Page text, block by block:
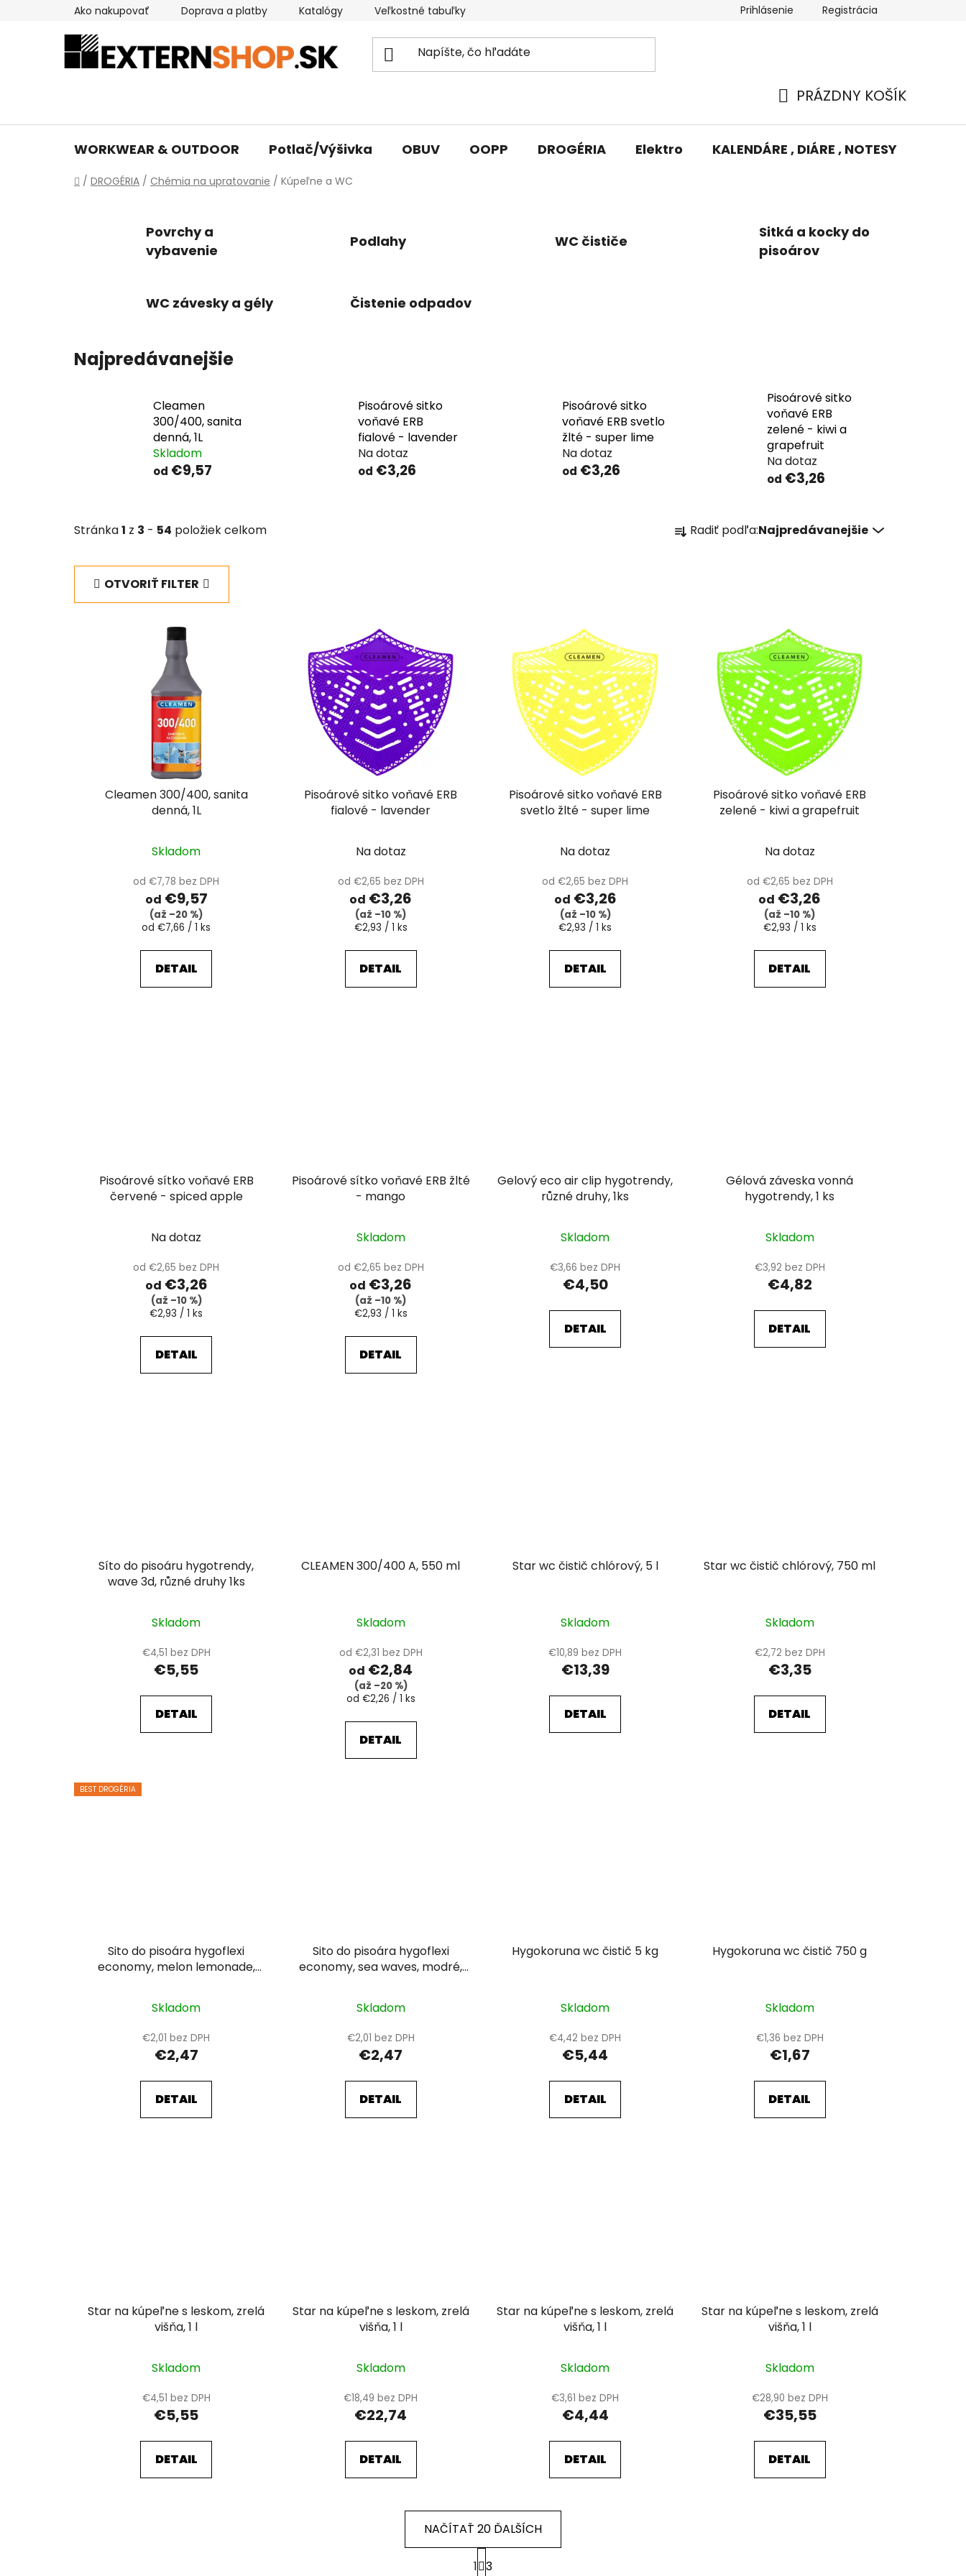
Ako nakupovať Doprava a platby Katalógy Veľkostné tabuľky Výmena tovaru Odstúpenie od
Prihlásenie Registrácia
KOŠÍK
PRÁZDNY KOŠÍK
WORKWEAR & OUTDOOR Potlač/Výšivka OBUV OOPP DROGÉRIA Elektro KALENDÁRE , DIÁRE , NOTESY
Domov
/ DROGÉRIA / Chémia na upratovanie / Kúpeľne a WC
Povrchy a
vybavenie
Podlahy WC čističe
Sitká a kocky do
pisoárov
WC závesky a gély Čistenie odpadov
Najpredávanejšie
Cleamen
300/400, sanita
denná, 1L
Skladom
od €9,57
Pisoárové sitko
voňavé ERB
fialové - lavender
Na dotaz
od €3,26
Pisoárové sitko
voňavé ERB svetlo
žlté - super lime
Na dotaz
od €3,26
Pisoárové sitko
voňavé ERB
zelené - kiwi a
grapefruit
Na dotaz
od €3,26
Stránka1 z 3 - 54 položiek celkom a Radiť podľa:Najpredávanejšie
OTVORIŤ FILTER
Cleamen 300/400, sanita
denná, 1L
Skladom
od €7,78 bez DPH
od €9,57
(až –20 %)
Jednotková
od €7,66 / 1 ks
DETAIL
Pisoárové sitko voňavé ERB
fialové - lavender
Na dotaz
od €2,65 bez DPH
od €3,26
(až –10 %)
Jednotková
€2,93 / 1 ks
DETAIL
Pisoárové sitko voňavé ERB
svetlo žlté - super lime
Na dotaz
od €2,65 bez DPH
od €3,26
(až –10 %)
Jednotková
€2,93 / 1 ks
DETAIL
Pisoárové sitko voňavé ERB
zelené - kiwi a grapefruit
Na dotaz
od €2,65 bez DPH
od €3,26
(až –10 %)
Jednotková
€2,93 / 1 ks
DETAIL
Pisoárové sítko voňavé ERB
červené - spiced apple
Na dotaz
od €2,65 bez DPH
od €3,26
(až –10 %)
Jednotková
€2,93 / 1 ks
DETAIL
Pisoárové sítko voňavé ERB žlté
- mango
Skladom
od €2,65 bez DPH
od €3,26
(až –10 %)
Jednotková
€2,93 / 1 ks
DETAIL
Gelový eco air clip hygotrendy,
různé druhy, 1ks
Skladom
€3,66 bez DPH
€4,50
DETAIL
Gélová záveska vonná
hygotrendy, 1 ks
Skladom
€3,92 bez DPH
€4,82
DETAIL
Síto do pisoáru hygotrendy,
wave 3d, různé druhy 1ks
Skladom
€4,51 bez DPH
€5,55
DETAIL
CLEAMEN 300/400 A, 550 ml
Skladom
od €2,31 bez DPH
od €2,84
(až –20 %)
Jednotková
od €2,26 / 1 ks
DETAIL
Star wc čistič chlórový, 5 l
Skladom
€10,89 bez DPH
€13,39
DETAIL
Star wc čistič chlórový, 750 ml
Skladom
€2,72 bez DPH
€3,35
DETAIL
BEST DROGÉRIA
Sito do pisoára hygoflexi
economy, melon lemonade,
Skladom
€2,01 bez DPH
€2,47
DETAIL
Sito do pisoára hygoflexi
economy, sea waves, modré,
Skladom
€2,01 bez DPH
€2,47
DETAIL
Hygokoruna wc čistič 5 kg
Skladom
€4,42 bez DPH
€5,44
DETAIL
Hygokoruna wc čistič 750 g
Skladom
€1,36 bez DPH
€1,67
DETAIL
Star na kúpeľne s leskom, zrelá
višňa, 1 l
Skladom
€4,51 bez DPH
€5,55
DETAIL
Star na kúpeľne s leskom, zrelá
višňa, 1 l
Skladom
€18,49 bez DPH
€22,74
DETAIL
Star na kúpeľne s leskom, zrelá
višňa, 1 l
Skladom
€3,61 bez DPH
€4,44
DETAIL
Star na kúpeľne s leskom, zrelá
višňa, 1 l
Skladom
€28,90 bez DPH
€35,55
DETAIL
NAČÍTAŤ 20 ĎALŠÍCH
S
t
1 3